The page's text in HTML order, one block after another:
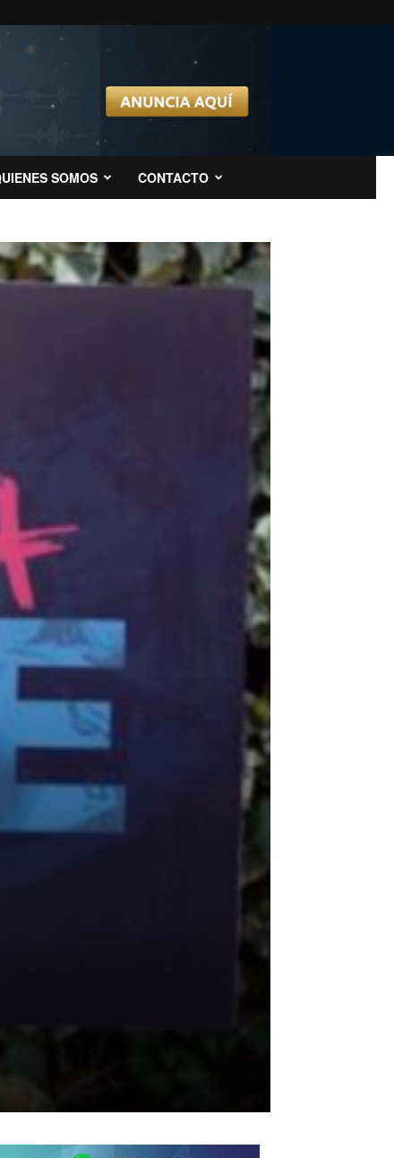
SOMOS CONTACTO